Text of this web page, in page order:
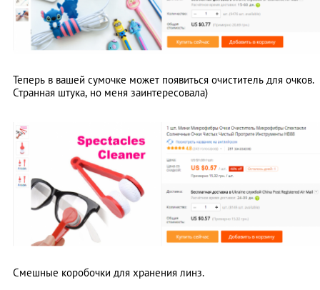
Теперь в вашей сумочке может появиться очиститель для очков.
Странная штука, но меня заинтересовала)
Смешные коробочки для хранения линз.